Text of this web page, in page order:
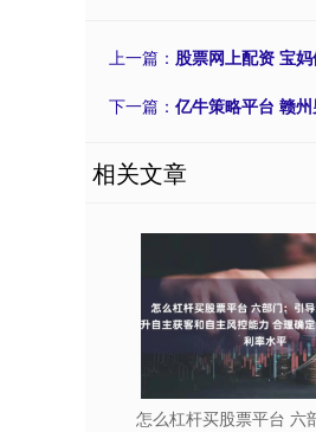
上一篇： 股票网上配资 宝
下一篇： 亿牛策略平台 赣
相关文章
怎么杠杆买股票平台 六